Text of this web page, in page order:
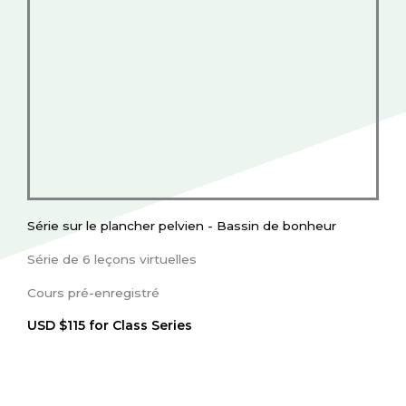
Série sur le plancher pelvien - Bassin de bonheur
Série de 6 leçons virtuelles
Cours pré-enregistré
USD $115 for Class Series